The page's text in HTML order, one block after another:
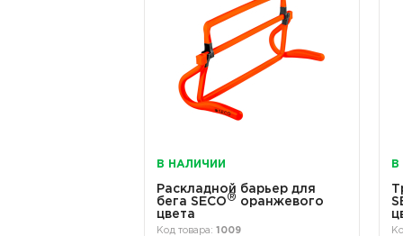
В НАЛИЧИИ
Раскладной барьер для
бега SECO® оранжевого
цвета
1009
В